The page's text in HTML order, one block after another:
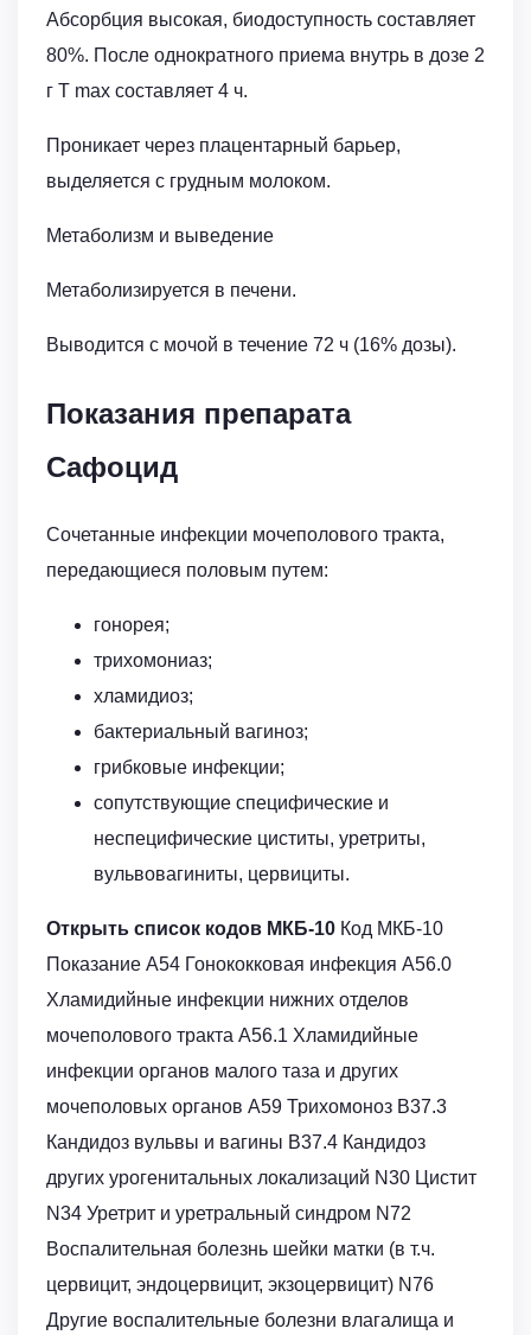
Абсорбция высокая, биодоступность составляет
80%. После однократного приема внутрь в дозе 2
г T max составляет 4 ч.
Проникает через плацентарный барьер,
выделяется с грудным молоком.
Метаболизм и выведение
Метаболизируется в печени.
Выводится с мочой в течение 72 ч (16% дозы).
Показания препарата
Сафоцид
Сочетанные инфекции мочеполового тракта,
передающиеся половым путем:
гонорея;
трихомониаз;
хламидиоз;
бактериальный вагиноз;
грибковые инфекции;
сопутствующие специфические и
неспецифические циститы, уретриты,
вульвовагиниты, цервициты.
Открыть список кодов МКБ-10 Код МКБ-10
Показание A54 Гонококковая инфекция A56.0
Хламидийные инфекции нижних отделов
мочеполового тракта A56.1 Хламидийные
инфекции органов малого таза и других
мочеполовых органов A59 Трихомоноз B37.3
Кандидоз вульвы и вагины B37.4 Кандидоз
других урогенитальных локализаций N30 Цистит
N34 Уретрит и уретральный синдром N72
Воспалительная болезнь шейки матки (в т.ч.
цервицит, эндоцервицит, экзоцервицит) N76
Другие воспалительные болезни влагалища и